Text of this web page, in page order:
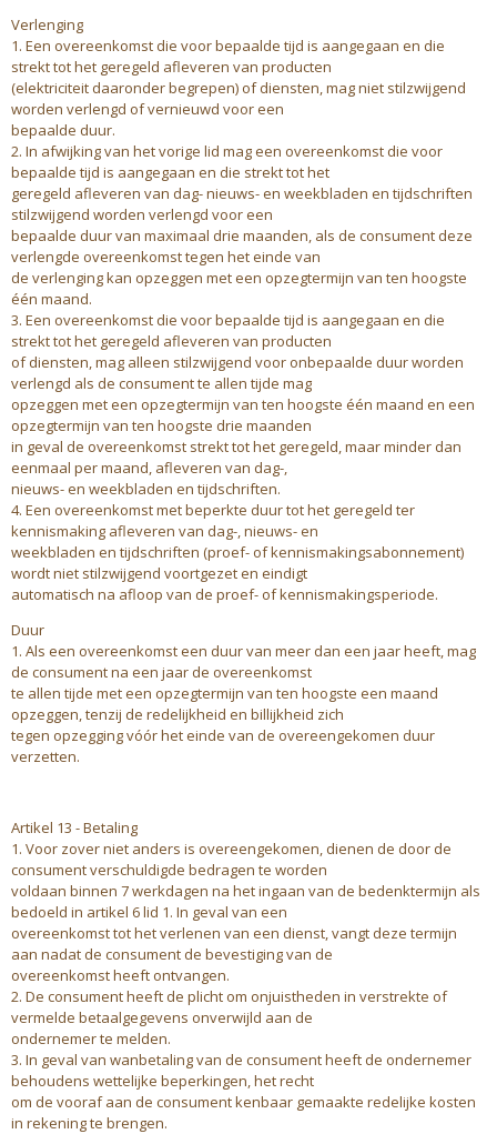
Verlenging
1. Een overeenkomst die voor bepaalde tijd is aangegaan en die
strekt tot het geregeld afleveren van producten
(elektriciteit daaronder begrepen) of diensten, mag niet stilzwijgend
worden verlengd of vernieuwd voor een
bepaalde duur.
2. In afwijking van het vorige lid mag een overeenkomst die voor
bepaalde tijd is aangegaan en die strekt tot het
geregeld afleveren van dag- nieuws- en weekbladen en tijdschriften
stilzwijgend worden verlengd voor een
bepaalde duur van maximaal drie maanden, als de consument deze
verlengde overeenkomst tegen het einde van
de verlenging kan opzeggen met een opzegtermijn van ten hoogste
één maand.
3. Een overeenkomst die voor bepaalde tijd is aangegaan en die
strekt tot het geregeld afleveren van producten
of diensten, mag alleen stilzwijgend voor onbepaalde duur worden
verlengd als de consument te allen tijde mag
opzeggen met een opzegtermijn van ten hoogste één maand en een
opzegtermijn van ten hoogste drie maanden
in geval de overeenkomst strekt tot het geregeld, maar minder dan
eenmaal per maand, afleveren van dag-,
nieuws- en weekbladen en tijdschriften.
4. Een overeenkomst met beperkte duur tot het geregeld ter
kennismaking afleveren van dag-, nieuws- en
weekbladen en tijdschriften (proef- of kennismakingsabonnement)
wordt niet stilzwijgend voortgezet en eindigt
automatisch na afloop van de proef- of kennismakingsperiode.
Duur
1. Als een overeenkomst een duur van meer dan een jaar heeft, mag
de consument na een jaar de overeenkomst
te allen tijde met een opzegtermijn van ten hoogste een maand
opzeggen, tenzij de redelijkheid en billijkheid zich
tegen opzegging vóór het einde van de overeengekomen duur
verzetten.
Artikel 13 - Betaling
1. Voor zover niet anders is overeengekomen, dienen de door de
consument verschuldigde bedragen te worden
voldaan binnen 7 werkdagen na het ingaan van de bedenktermijn als
bedoeld in artikel 6 lid 1. In geval van een
overeenkomst tot het verlenen van een dienst, vangt deze termijn
aan nadat de consument de bevestiging van de
overeenkomst heeft ontvangen.
2. De consument heeft de plicht om onjuistheden in verstrekte of
vermelde betaalgegevens onverwijld aan de
ondernemer te melden.
3. In geval van wanbetaling van de consument heeft de ondernemer
behoudens wettelijke beperkingen, het recht
om de vooraf aan de consument kenbaar gemaakte redelijke kosten
in rekening te brengen.